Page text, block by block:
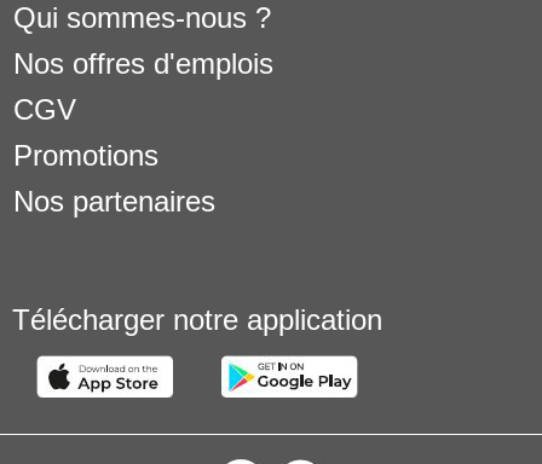
Qui sommes-nous ?
Nos offres d'emplois
CGV
Promotions
Nos partenaires
Télécharger notre application